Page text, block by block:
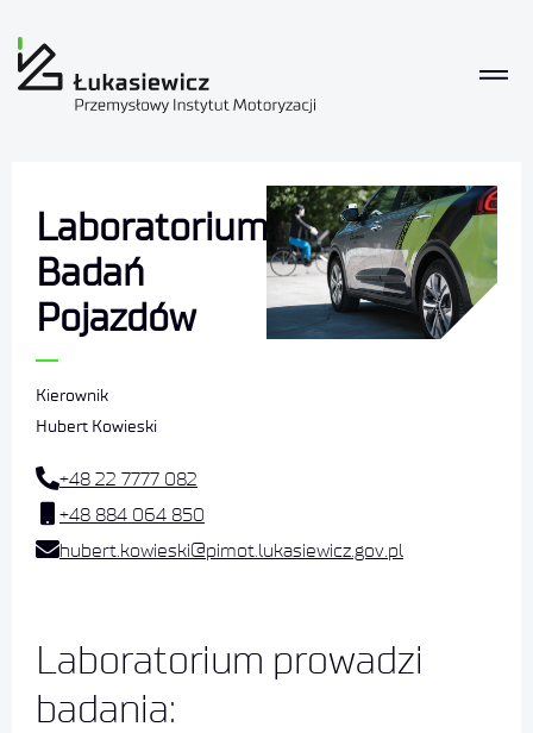
Laboratorium
Badań
Pojazdów
Kierownik
Hubert Kowieski
+48 22 7777 082
+48 884 064 850
hubert.kowieski@pimot.lukasiewicz.gov.pl
Laboratorium prowadzi
badania:​